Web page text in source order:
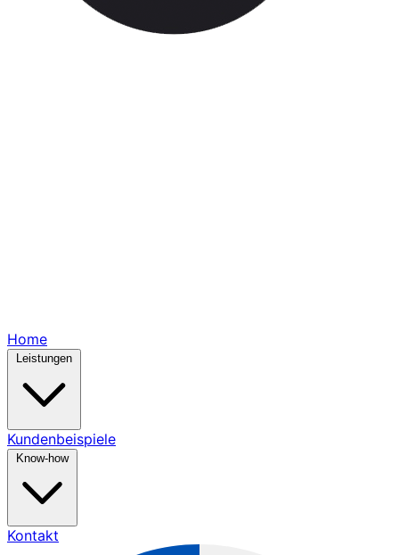
Home
Kundenbeispiele
Know-how
Kontakt